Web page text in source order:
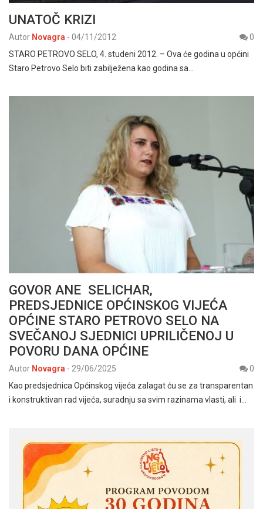
UNATOČ KRIZI
Autor Novagra - 04/11/2012
0
STARO PETROVO SELO, 4. studeni 2012. – Ova će godina u općini
Staro Petrovo Selo biti zabilježena kao godina sa…
GOVOR ANE SELICHAR,
PREDSJEDNICE OPĆINSKOG VIJEĆA
OPĆINE STARO PETROVO SELO NA
SVEČANOJ SJEDNICI UPRILIČENOJ U
POVORU DANA OPĆINE
Autor Novagra - 29/06/2025
0
Kao predsjednica Općinskog vijeća zalagat ću se za transparentan
i konstruktivan rad vijeća, suradnju sa svim razinama vlasti, ali i…